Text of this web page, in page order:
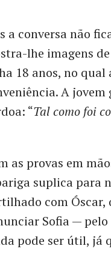
a conversa não
lhe imagens
18 anos, no qual
A
“Tal como foi
as provas em
suplica para
com Óscar,
Sofia —
pode ser útil, já